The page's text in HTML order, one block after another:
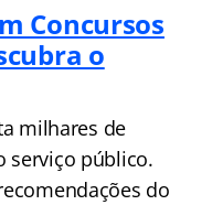
Concursos
o
milhares de
serviço público.
do